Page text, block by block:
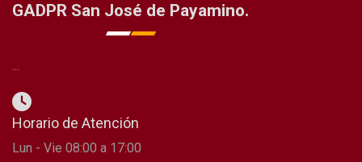
GADPR San José de Payamino.
...
Horario de Atención
Lun - Vie 08:00 a 17:00